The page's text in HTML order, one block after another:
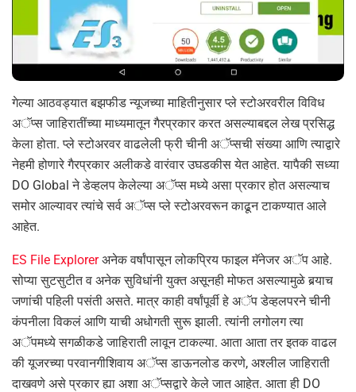
गेल्या आठवड्यात बझफीड न्यूजच्या माहितीनुसार प्ले स्टोअरवरील विविध
अॅप्स जाहिरातींच्या माध्यमातून गैरप्रकार करत असल्याबद्दल लेख प्रसिद्ध
केला होता. प्ले स्टोअरवर वाढलेली फ्री चीनी अॅप्सची संख्या आणि त्याद्वारे
नेहमी होणारे गैरप्रकार अलीकडे वारंवार उघडकीस येत आहेत. यापैकी सध्या
DO Global ने डेव्हलप केलेल्या अॅप्स मध्ये असा प्रकार होत असल्याच
समोर आल्यावर त्यांचे सर्व अॅप्स प्ले स्टोअरवरून काढून टाकण्यात आले
आहेत.
ES File Explorerअनेक वर्षांपासून लोकप्रिय फाइल मॅनेजर अॅप आहे.
सोप्या सुटसुटीत व अनेक सुविधांनी युक्त असूनही मोफत असल्यामुळे बर्‍याच
जणांची पहिली पसंती असते. मात्र काही वर्षांपूर्वी हे अॅप डेव्हलपरने चीनी
कंपनीला विकलं आणि याची अधोगती सुरू झाली. त्यांनी लगोलग त्या
अॅपमध्ये सगळीकडे जाहिराती लावून टाकल्या. आता आता तर इतक वाढल
की यूजरच्या परवानगीशिवाय अॅप्स डाऊनलोड करणे, अश्लील जाहिराती
दाखवणे असे प्रकार ह्या अशा अॅप्सद्वारे केले जात आहेत. आता ही DO